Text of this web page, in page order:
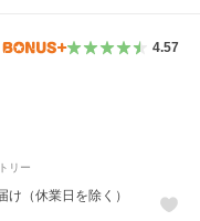
4.57
リー
け（休業日を除く）